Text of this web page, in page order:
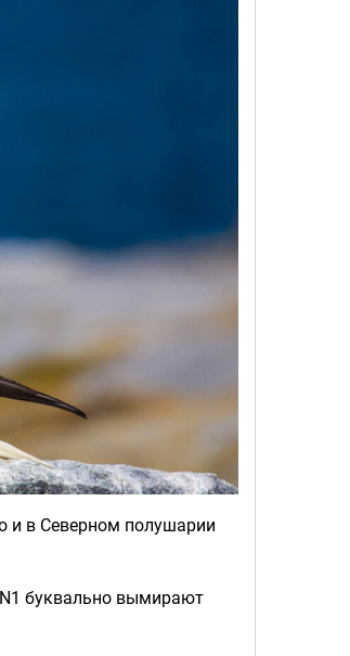
и в Северном полушарии
буквально вымирают